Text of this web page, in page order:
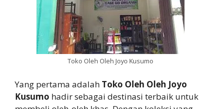
Toko Oleh Oleh Joyo Kusumo
Yang pertama adalah Toko Oleh Oleh Joyo
Kusumo hadir sebagai destinasi terbaik untuk